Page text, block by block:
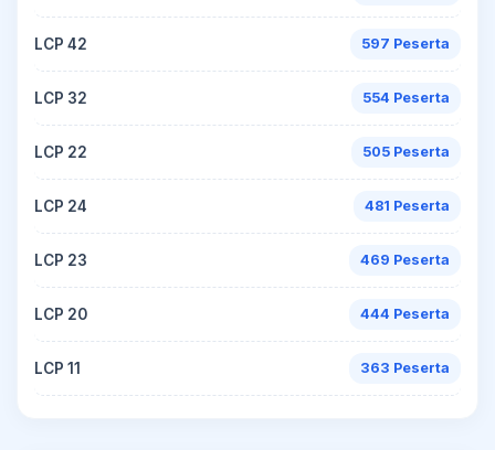
LCP 42 597 Peserta
LCP 32 554 Peserta
LCP 22 505 Peserta
LCP 24 481 Peserta
LCP 23 469 Peserta
LCP 20 444 Peserta
LCP 11 363 Peserta